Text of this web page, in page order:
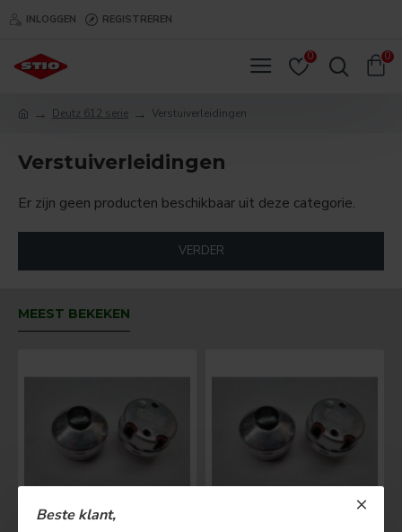
Beste klant,
INLOGGEN REGISTREREN
0 0
Deutz 612 serie Verstuiverleidingen
Verstuiverleidingen
Er zijn geen producten beschikbaar uit deze categorie.
VERDER
MEEST BEKEKEN